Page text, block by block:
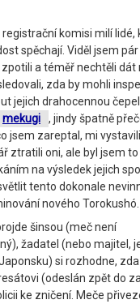
komisi milí lidé,
spěchají. Viděl jsem
a téměř nechtěli dát
zda by mohli
jejich drahocennou
mekugi
, jindy špatně
jsem zareptal, mi
ztratili oni, ale byl jsem
na výsledek jejich
tento dokonale
nového Torokushó.
šinsou (meč není
žadatel (nebo majitel,
si rozhodne,
(odeslán zpět do
ke zničení. Meče